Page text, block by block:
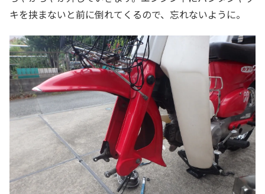
キを挟まないと前に倒れてくるので、忘れないように。